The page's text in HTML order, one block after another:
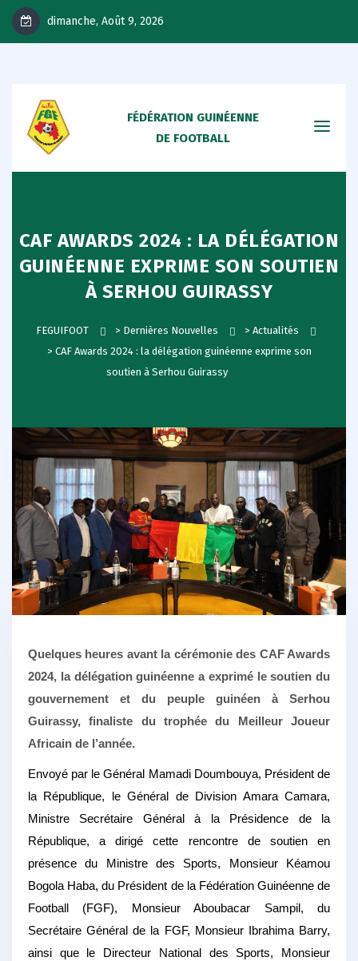
dimanche, Août 9, 2026
FÉDÉRATION GUINÉENNE
DE FOOTBALL
CAF AWARDS 2024 : LA DÉLÉGATION
GUINÉENNE EXPRIME SON SOUTIEN
À SERHOU GUIRASSY
FEGUIFOOT > Dernières Nouvelles > Actualités
> CAF Awards 2024 : la délégation guinéenne exprime son
soutien à Serhou Guirassy
Quelques heures avant la cérémonie des CAF Awards
2024, la délégation guinéenne a exprimé le soutien du
gouvernement et du peuple guinéen à Serhou
Guirassy, finaliste du trophée du Meilleur Joueur
Africain de l’année.
Envoyé par le Général Mamadi Doumbouya, Président de
la République, le Général de Division Amara Camara,
Ministre Secrétaire Général à la Présidence de la
République, a dirigé cette rencontre de soutien en
présence du Ministre des Sports, Monsieur Kéamou
Bogola Haba, du Président de la Fédération Guinéenne de
Football (FGF), Monsieur Aboubacar Sampil, du
Secrétaire Général de la FGF, Monsieur Ibrahima Barry,
ainsi que le Directeur National des Sports, Monsieur